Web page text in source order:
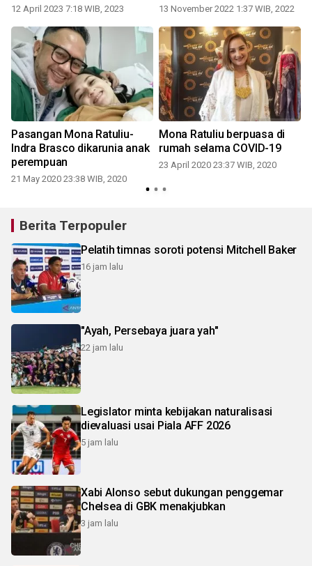
12 April 2023 7:18 WIB, 2023 13 November 2022 1:37 WIB, 2022
Pasangan Mona Ratuliu-
Indra Brasco dikarunia anak
perempuan
21 May 2020 23:38 WIB, 2020
Mona Ratuliu berpuasa di
rumah selama COVID-19
23 April 2020 23:37 WIB, 2020
Berita Terpopuler
Pelatih timnas soroti potensi Mitchell Baker
16 jam lalu
"Ayah, Persebaya juara yah"
22 jam lalu
Legislator minta kebijakan naturalisasi
dievaluasi usai Piala AFF 2026
5 jam lalu
Xabi Alonso sebut dukungan penggemar
Chelsea di GBK menakjubkan
3 jam lalu